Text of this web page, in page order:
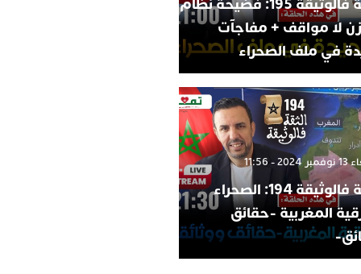
الثقة فالوثيقة 195: فضيحة نظام
لا مواقف + مفاجآت
في ملف الصحراء
- 11:56
الثقة فالوثيقة 194: الصحراء
المغربية -حقائق